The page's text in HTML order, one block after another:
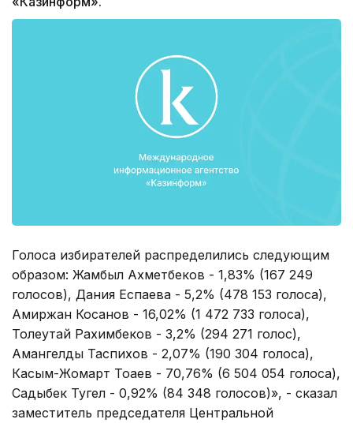
Голоса избирателей распределились следующим
образом: Жамбыл Ахметбеков - 1,83% (167 249
голосов), Дания Еспаева - 5,2% (478 153 голоса),
Амиржан Косанов - 16,02% (1 472 733 голоса),
Толеутай Рахимбеков - 3,2% (294 271 голос),
Амангелды Таспихов - 2,07% (190 304 голоса),
Касым-Жомарт Тоқаев - 70,76% (6 504 054 голоса),
Садыбек Тугел - 0,92% (84 348 голосов)», - сказал
заместитель председателя Центральной